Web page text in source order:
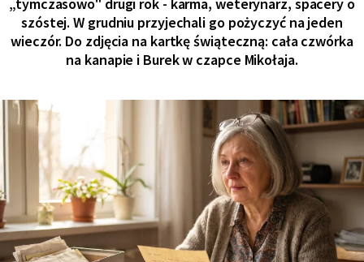
szóstej. W grudniu przyjechali go pożyczyć na jeden
wieczór. Do zdjęcia na kartkę świąteczną: cała czwórka
na kanapie i Burek w czapce Mikołaja.